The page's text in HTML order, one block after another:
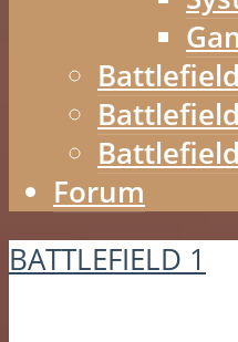
Forum
BATTLEFIELD 1